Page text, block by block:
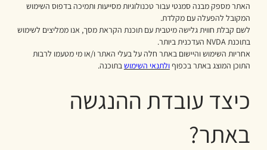
האתר מספק מבנה סמנטי עבור טכנולוגיות מסייעות ותמיכה בדפוס השימוש
המקובל להפעלה עם מקלדת.
לשם קבלת חווית גלישה מיטבית עם תוכנת הקראת מסך, אנו ממליצים לשימוש
בתוכנת NVDA העדכנית ביותר.
אחריות השימוש והיישום באתר חלה על בעלי האתר ו/או מי מטעמו לרבות
התוכן המוצג באתר בכפוףולתנאי השימושבתוכנה.
כיצד עובדת ההנגשה
באתר?